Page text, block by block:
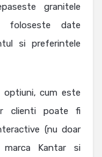
granitele
foloseste date
si preferintele
optiuni, cum este
clienti poate fi
(nu doar
marca Kantar si